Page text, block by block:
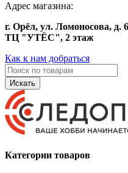
Адрес магазина:
г. Орёл, ул. Ломоносова, д.
ТЦ "УТЁС", 2 этаж
Как к нам добраться
Искать
Категории товаров